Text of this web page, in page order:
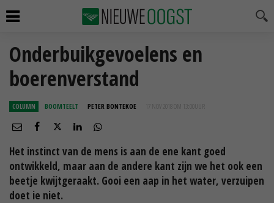
Onderbuikgevoelens en
boerenverstand
COLUMN BOOMTEELT PETER BONTEKOE 17 NOV 2018 OM 13:00
Het instinct van de mens is aan de ene kant goed
ontwikkeld, maar aan de andere kant zijn we het ook een
beetje kwijtgeraakt. Gooi een aap in het water, verzuipen
doet ie niet.